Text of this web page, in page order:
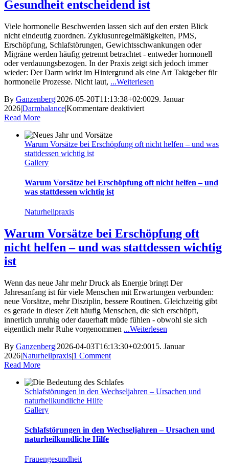
Gesundheit entscheidend ist
Viele hormonelle Beschwerden lassen sich auf den ersten Blick
nicht eindeutig zuordnen. Zyklusunregelmäßigkeiten, PMS,
Erschöpfung, Schlafstörungen, Gewichtsschwankungen oder
Migräne werden häufig getrennt betrachtet - entweder hormonell
oder verdauungsbezogen. In der Praxis zeigt sich jedoch immer
wieder: Der Darm wirkt im Hintergrund als eine Art Taktgeber für
hormonelle Prozesse. Nicht laut, ...Weiterlesen
By Ganzenberg|2026-05-20T11:13:38+02:0029. Januar
2026|Darmbalance|Kommentare deaktiviertfür
im
Darmbalance
ist
Read More
Warum Vorsätze bei Erschöpfung oft nicht helfen – und was
stattdessen wichtig ist
Gallery
Warum Vorsätze bei Erschöpfung oft nicht helfen – und
was stattdessen wichtig ist
Naturheilpraxis
Warum Vorsätze bei Erschöpfung oft
nicht helfen – und was stattdessen wichtig
ist
Wenn das neue Jahr mehr Druck als Energie bringt Der
Jahresanfang ist für viele Menschen mit Erwartungen verbunden:
neue Vorsätze, mehr Disziplin, bessere Routinen. Gleichzeitig gibt
es gerade in dieser Zeit häufig Menschen, die sich erschöpft,
innerlich unruhig oder dauerhaft müde fühlen - obwohl sie sich
eigentlich mehr Ruhe vorgenommen ...Weiterlesen
By Ganzenberg|2026-04-03T16:13:30+02:0015. Januar
2026|Naturheilpraxis|1 Comment
Read More
Schlafstörungen in den Wechseljahren – Ursachen und
naturheilkundliche Hilfe
Gallery
Schlafstörungen in den Wechseljahren – Ursachen und
naturheilkundliche Hilfe
Frauengesundheit